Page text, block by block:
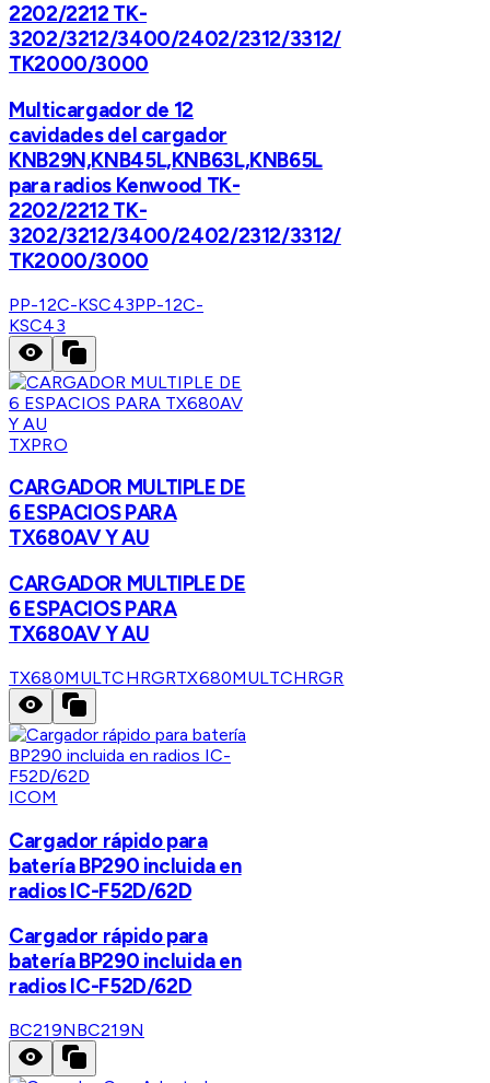
2202/2212 TK-
3202/3212/3400/2402/2312/3312/
TK2000/3000
Multicargador de 12
cavidades del cargador
KNB29N,KNB45L,KNB63L,KNB65L
para radios Kenwood TK-
2202/2212 TK-
3202/3212/3400/2402/2312/3312/
TK2000/3000
PP-12C-KSC43PP-12C-
KSC43
TXPRO
CARGADOR MULTIPLE DE
6 ESPACIOS PARA
TX680AV Y AU
CARGADOR MULTIPLE DE
6 ESPACIOS PARA
TX680AV Y AU
TX680MULTCHRGRTX680MULTCHRGR
ICOM
Cargador rápido para
batería BP290 incluida en
radios IC-F52D/62D
Cargador rápido para
batería BP290 incluida en
radios IC-F52D/62D
BC219NBC219N